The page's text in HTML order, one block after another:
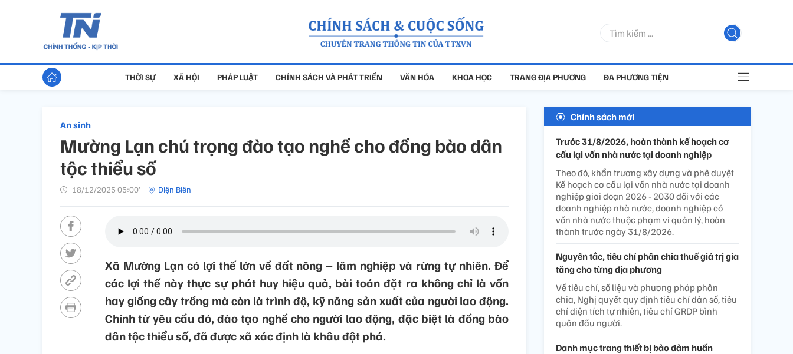
THỜI SỰ XÃ HỘI PHÁP LUẬT CHÍNH SÁCH VÀ PHÁT TRIỂN VĂN HÓA KHOA HỌC TRANG ĐỊA PHƯƠNG ĐA PHƯƠNG TIỆN
An sinh
Mường Lạn chú trọng đào tạo nghề cho đồng bào dân
tộc thiểu số
18/12/2025 05:00’ Điện Biên
Xã Mường Lạn có lợi thế lớn về đất nông – lâm nghiệp và rừng tự nhiên. Để
các lợi thế này thực sự phát huy hiệu quả, bài toán đặt ra không chỉ là vốn
hay giống cây trồng mà còn là trình độ, kỹ năng sản xuất của người lao động.
Chính từ yêu cầu đó, đào tạo nghề cho người lao động, đặc biệt là đồng bào
dân tộc thiểu số, đã được xã xác định là khâu đột phá.
Chính sách mới
Trước 31/8/2026, hoàn thành kế hoạch cơ
cấu lại vốn nhà nước tại doanh nghiệp
Theo đó, khẩn trương xây dựng và phê duyệt
Kế hoạch cơ cấu lại vốn nhà nước tại doanh
nghiệp giai đoạn 2026 - 2030 đối với các
doanh nghiệp nhà nước, doanh nghiệp có
vốn nhà nước thuộc phạm vi quản lý, hoàn
thành trước ngày 31/8/2026.
Nguyên tắc, tiêu chí phân chia thuế giá trị gia
tăng cho từng địa phương
Về tiêu chí, số liệu và phương pháp phân
chia, Nghị quyết quy định tiêu chí dân số, tiêu
chí diện tích tự nhiên, tiêu chí GRDP bình
quân đầu người.
Danh mục trang thiết bị bảo đảm huấn